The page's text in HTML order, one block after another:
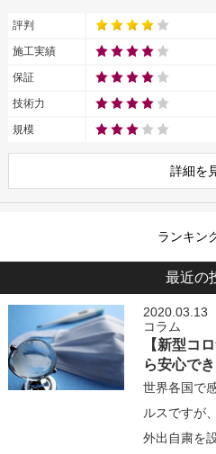
評判
施工実績
保証
技術力
規模
詳細を
ランキン
最近の
2020.03.13
コラム
【新型コ
ら安心で
世界各国で
ルスですが
外出自粛を